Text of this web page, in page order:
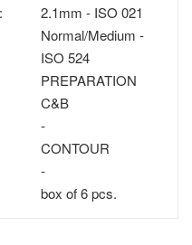
2.1mm - ISO 021
Normal/Medium -
ISO 524
PREPARATION
C&B
-
CONTOUR
-
box of 6 pcs.